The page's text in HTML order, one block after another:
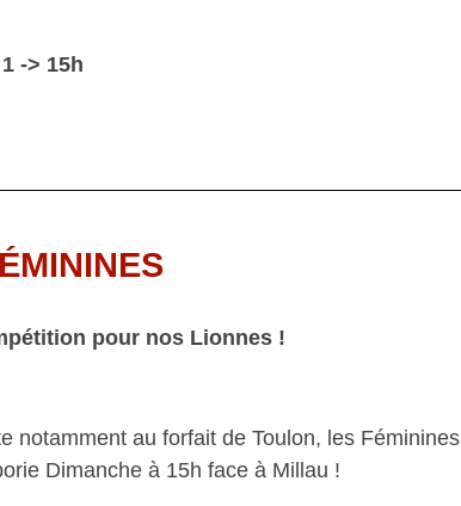
-> 15h
pour nos Lionnes !
notamment au forfait de Toulon, les Féminines
Dimanche à 15h face à Millau !